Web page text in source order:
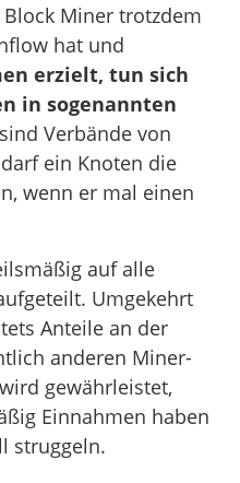
Miner trotzdem
hat und
erzielt, tun sich
in sogenannten
Verbände von
ein Knoten die
wenn er mal einen
auf alle
Umgekehrt
Anteile an der
anderen Miner-
gewährleistet,
Einnahmen haben
struggeln.